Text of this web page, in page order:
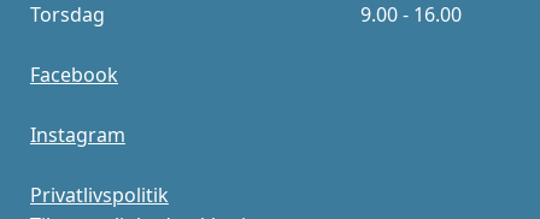
Torsdag
9.00 - 16.00
Facebook
Instagram
Privatlivspolitik